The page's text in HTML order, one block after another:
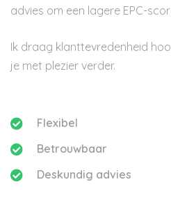
advies om een lagere EPC-
Ik draag klanttevredenheid
je met plezier verder.
Flexibel
Betrouwbaar
Deskundig advies